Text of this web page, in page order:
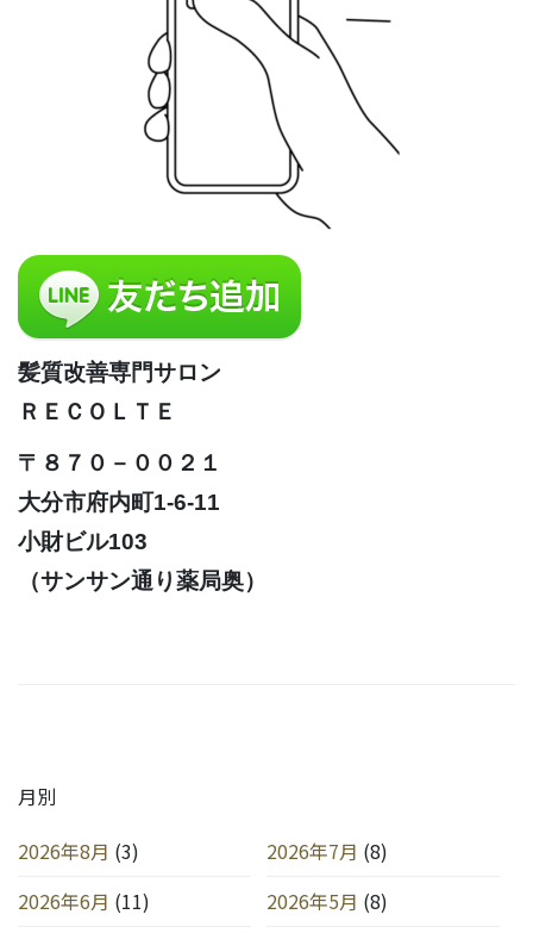
髪質改善専門サロン
ＲＥＣＯＬＴＥ
〒８７０－００２１
大分市府内町1-6-11
小財ビル103
（サンサン通り薬局奥）
月別
2026年8月 (3) 2026年7月 (8)
2026年6月 (11) 2026年5月 (8)